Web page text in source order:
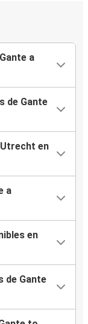
a
de Gante
en
a
en
de Gante